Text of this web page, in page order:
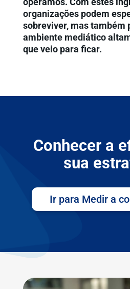
organizações podem
sobreviver, mas também
ambiente mediático
que veio para ficar.
Conhecer a
sua
Ir para Medir a